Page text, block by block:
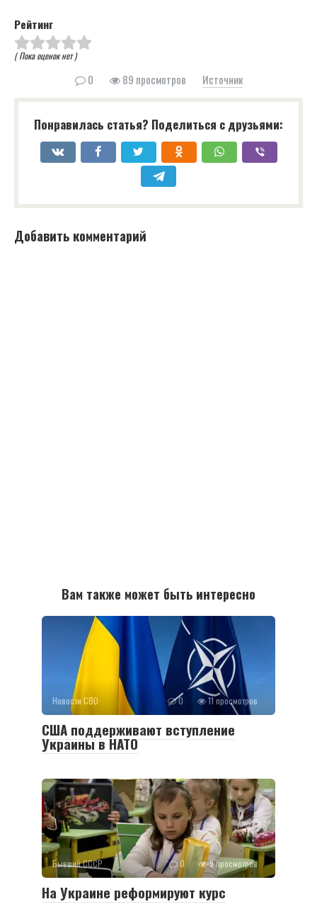
Рейтинг
( Пока оценок нет )
0 89 просмотров Источник
Понравилась статья? Поделиться с друзьями:
Добавить комментарий
Вам также может быть интересно
Новости СВО 0 11 просмотров
США поддерживают вступление
Украины в НАТО
Бывший СССР 0 9 просмотров
На Украине реформируют курс